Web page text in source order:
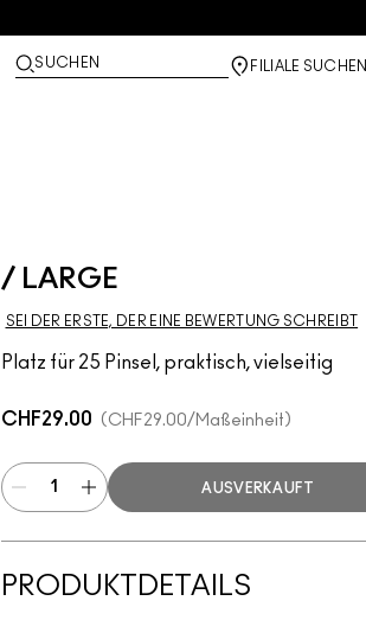
SUCHEN FILIALE SUCHEN
/ LARGE
SEI DER ERSTE, DER EINE BEWERTUNG SCHREIBT
Platz für 25 Pinsel, praktisch, vielseitig
CHF29.00 CHF29.00/Maßeinheit
AUSVERKAUFT
PRODUKTDETAILS